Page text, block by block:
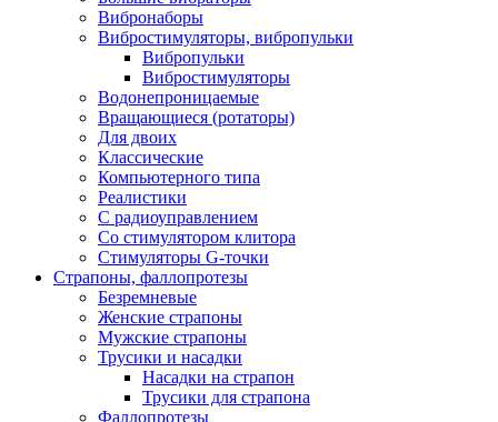
Вибронаборы
Вибростимуляторы, вибропульки
Вибропульки
Вибростимуляторы
Водонепроницаемые
Вращающиеся (ротаторы)
Для двоих
Классические
Компьютерного типа
Реалистики
С радиоуправлением
Со стимулятором клитора
Стимуляторы G-точки
Страпоны, фаллопротезы
Безремневые
Женские страпоны
Мужские страпоны
Трусики и насадки
Насадки на страпон
Трусики для страпона
Фаллопротезы